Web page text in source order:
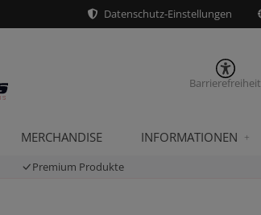
Datenschutz-Einstellungen
Barrierefreiheit
MERCHANDISE INFORMATIONEN
Premium Produkte